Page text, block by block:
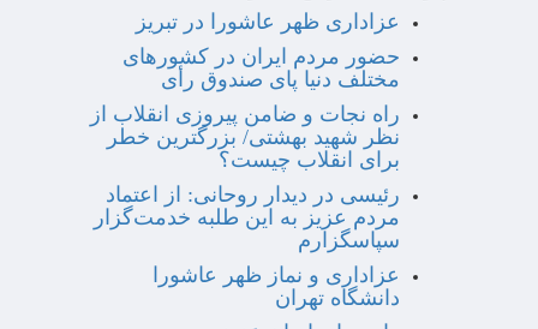
عزاداری ظهر عاشورا در تبریز
حضور مردم ایران در کشورهای
مختلف دنیا پای صندوق رأی
راه نجات و ضامن پیروزی انقلاب از
نظر شهید بهشتی/ بزرگترین خطر
برای انقلاب چیست؟
رئیسی در دیدار روحانی: از اعتماد
مردم عزیز به این طلبه خدمت‌گزار
سپاسگزارم
عزاداری و نماز ظهر عاشورا
دانشگاه تهران